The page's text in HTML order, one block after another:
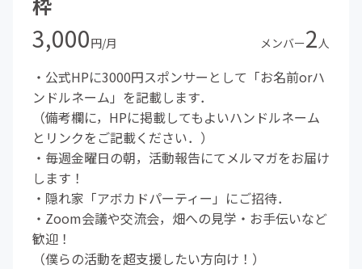
3,000円/月 メンバー2人
・公式HPに3000円スポンサーとして「お名前orハ
ンドルネーム」を記載します．
（備考欄に，HPに掲載してもよいハンドルネーム
とリンクをご記載ください．）
・毎週金曜日の朝，活動報告にてメルマガをお届け
します！
・隠れ家「アボカドパーティー」にご招待．
・Zoom会議や交流会，畑への見学・お手伝いなど
歓迎！
（僕らの活動を超支援したい方向け！）